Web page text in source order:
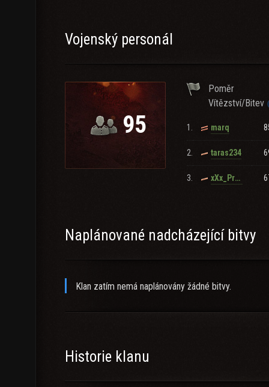
> 3 MoE IS-4s
Discord: https://discord.gg/uCtYgEbq7v
Vojenský personál
95
Poměr
Vítězství/Bitev
1. marq
2. taras234
3. xXx_Pro_Gold_Spammer_xXx
Naplánované nadcházející bitvy
Klan zatím nemá naplánovány žádné bitvy.
Historie klanu